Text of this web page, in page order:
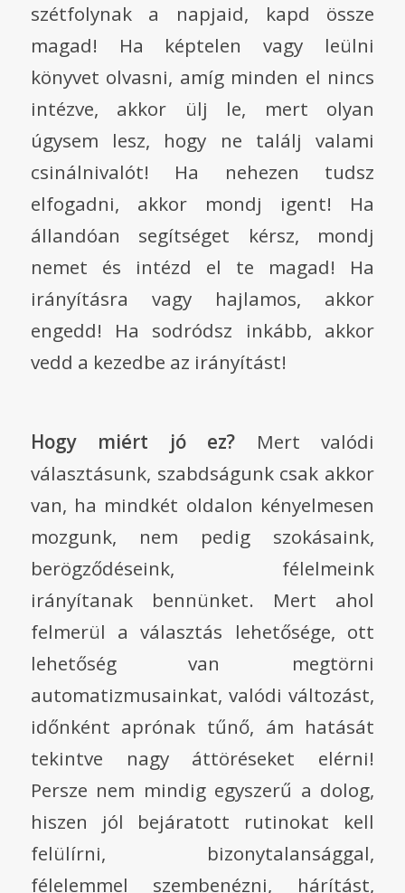
szétfolynak a napjaid, kapd össze
magad! Ha képtelen vagy leülni
könyvet olvasni, amíg minden el nincs
intézve, akkor ülj le, mert olyan
úgysem lesz, hogy ne találj valami
csinálnivalót! Ha nehezen tudsz
elfogadni, akkor mondj igent! Ha
állandóan segítséget kérsz, mondj
nemet és intézd el te magad! Ha
irányításra vagy hajlamos, akkor
engedd! Ha sodródsz inkább, akkor
vedd a kezedbe az irányítást!
Hogy miért jó ez? Mert valódi
választásunk, szabdságunk csak akkor
van, ha mindkét oldalon kényelmesen
mozgunk, nem pedig szokásaink,
berögződéseink, félelmeink
irányítanak bennünket. Mert ahol
felmerül a választás lehetősége, ott
lehetőség van megtörni
automatizmusainkat, valódi változást,
időnként aprónak tűnő, ám hatását
tekintve nagy áttöréseket elérni!
Persze nem mindig egyszerű a dolog,
hiszen jól bejáratott rutinokat kell
felülírni, bizonytalansággal,
félelemmel szembenézni, hárítást,